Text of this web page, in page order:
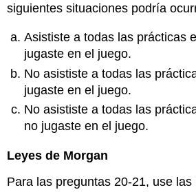
siguientes situaciones podría
Asististe a todas las prácticas
jugaste en el juego.
No asististe a todas las
jugaste en el juego.
No asististe a todas las
no jugaste en el juego.
Leyes de Morgan
Para las preguntas 20-21, use las